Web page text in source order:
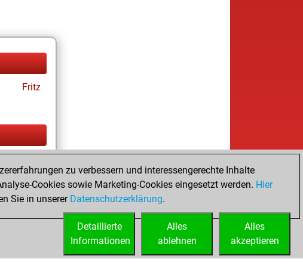
Fritz
zu verbessern und interessengerechte Inhalte
Cookies sowie Marketing-Cookies eingesetzt werden. Hier
Sie in unserer Datenschutzerklärung.
Alles
akzeptieren
Alles
ablehnen
Detaillierte
Informationen